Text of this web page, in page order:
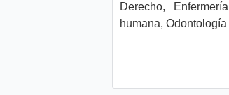
Derecho,
humana, Odontología